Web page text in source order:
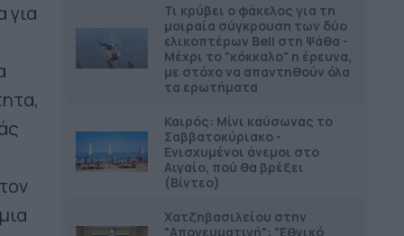
για
ΠΕΡΙΦΕΡΕΙΕΣ15.43
Η Περιφέρεια Δ. Ελλάδας κάνει
πράξη τη δέσμευσή της για τον
Οδοντωτό
ΔΗΜΟΙ15.03
Σεβασμό στους θεσμούς δηλώνει
ο Δήμαρχος Στυλίδας
14.51
500.000 ευρώ για το 4ο Δημοτικό
Τι κρύβει ο φάκελος για τη
μοιραία σύγκρουση των δύο
ελικοπτέρων Bell στη Ψάθα -
Μέχρι το "κόκκαλο" η έρευνα,
με στόχο να απαντηθούν όλα
τα ερωτήματα
Καιρός: Μίνι καύσωνας το
Σαββατοκύριακο -
Ενισχυμένοι άνεμοι στο
Αιγαίο, πού θα βρέξει
(Βίντεο)
Χατζηβασιλείου στην
"Απογευματινή": "Εθνικό